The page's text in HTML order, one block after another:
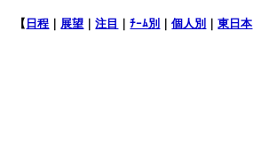
【 日程 ｜ 展望 ｜注目 ｜ﾁｰﾑ別 ｜個人別 ｜東日本